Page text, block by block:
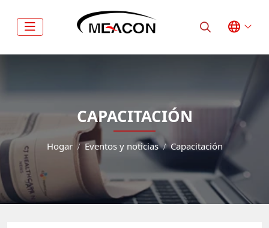
CAPACITACIÓN
Hogar Eventos y noticias Capacitación